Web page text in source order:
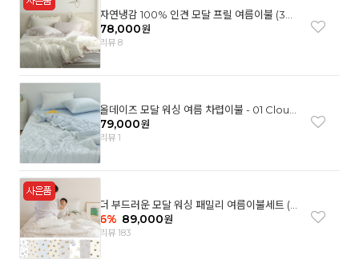
자연냉감 100% 인견 모달 프릴 여름이불 (3컬
러)
78,000원
리뷰 8
올데이즈 모달 워싱 여름 차렵이불 - 01 Cloud
garden(SS)
79,000원
리뷰 1
더 부드러운 모달 워싱 패밀리 여름이불세트 (8
컬러)
6% 89,000원
리뷰 183